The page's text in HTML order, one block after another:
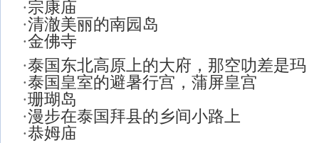
·宗康庙
·清澈美丽的南园岛
·金佛寺
·泰国东北高原上的大府，那空叻差是玛
·泰国皇室的避暑行宫，蒲屏皇宫
·珊瑚岛
·漫步在泰国拜县的乡间小路上
·恭姆庙